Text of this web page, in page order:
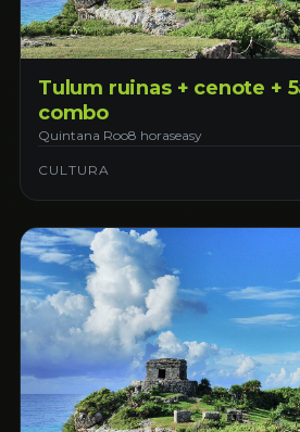
Tulum ruinas + cenote +
combo
Quintana Roo8 horaseasy
CULTURA